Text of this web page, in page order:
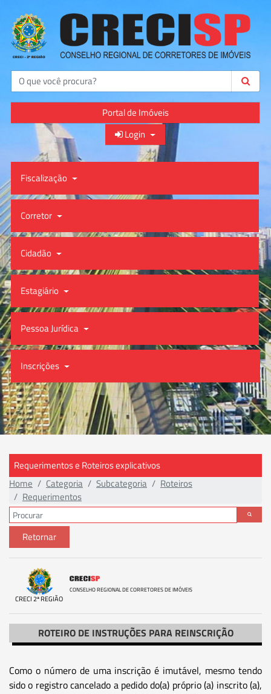
Buscar
Portal de Imóveis
Login
Fiscalização
Corretor
Cidadão
Estagiário
Pessoa Jurídica
Inscrições
Requerimentos e Roteiros explicativos
Home
Categoria Subcategoria
Roteiros
Requerimentos
Retornar
CRECI 2ª REGIÃO
CONSELHO REGIONAL DE CORRETORES DE IMÓVEIS
ROTEIRO DE INSTRUÇÕES PARA REINSCRIÇÃO
Como o número de uma inscrição é imutável, mesmo tendo
sido o registro cancelado a pedido do(a) próprio (a) inscrito (a),